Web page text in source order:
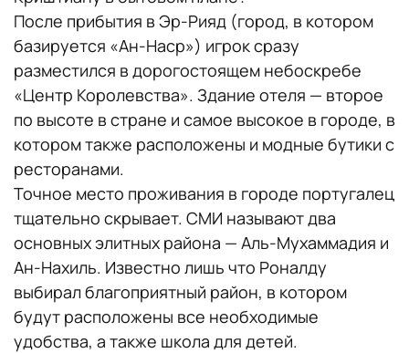
После прибытия в Эр-Рияд (город, в котором
базируется «Ан-Наср») игрок сразу
разместился в дорогостоящем небоскребе
«Центр Королевства». Здание отеля — второе
по высоте в стране и самое высокое в городе, в
котором также расположены и модные бутики с
ресторанами.
Точное место проживания в городе португалец
тщательно скрывает. СМИ называют два
основных элитных района — Аль-Мухаммадия и
Ан-Нахиль. Известно лишь что Роналду
выбирал благоприятный район, в котором
будут расположены все необходимые
удобства, а также школа для детей.